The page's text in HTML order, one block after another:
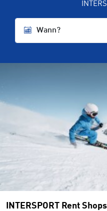
Wann?
INTERSPORT Rent